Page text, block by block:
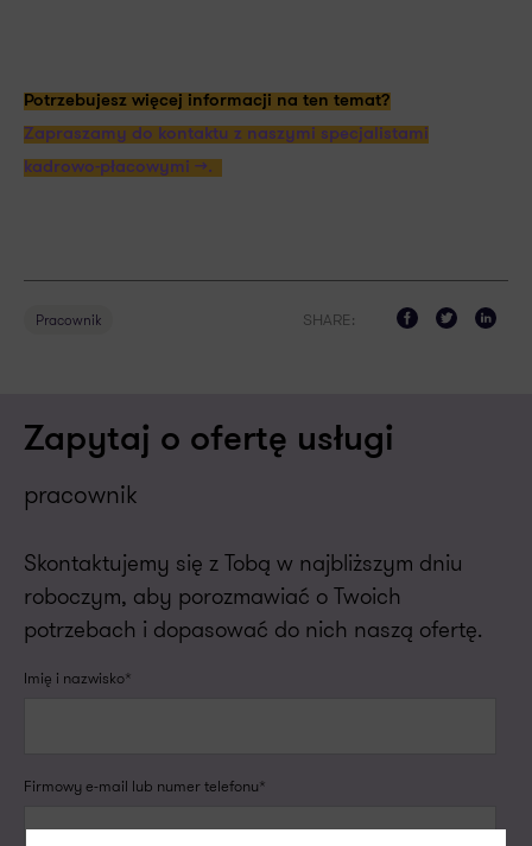
Potrzebujesz więcej informacji na ten temat?
Zapraszamy do kontaktu z naszymi specjalistami
kadrowo-płacowymi >>.
Pracownik SHARE:
Zapytaj o ofertę usługi
pracownik
Skontaktujemy się z Tobą w najbliższym dniu
roboczym, aby porozmawiać o Twoich
potrzebach i dopasować do nich naszą ofertę.
Imię i nazwisko*
Firmowy e-mail lub numer telefonu*